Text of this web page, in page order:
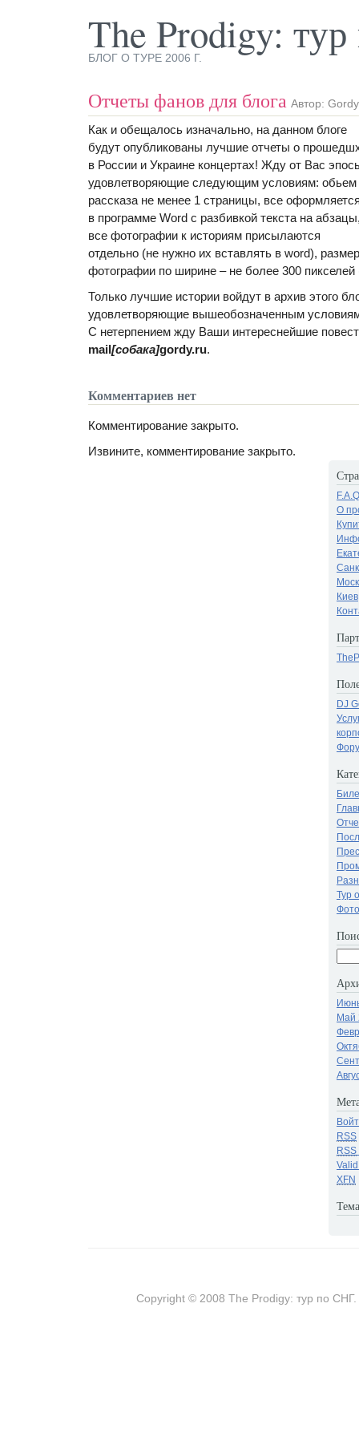
The Prodigy:
БЛОГ О ТУРЕ 2006 Г.
Отчеты фанов для блога Автор: Gordy
Как и обещалось изначально, на данном блоге
будут опубликованы лучшие отчеты о
в России и Украине концертах! Жду от Вас
удовлетворяющие следующим условиям: обьем
рассказа не менее 1 страницы, все
в программе Word с разбивкой текста на
все фотографии к историям присылаются
отдельно (не нужно их вставлять в word), размер
фотографии по ширине – не более 300
Только лучшие истории войдут в архив этого
удовлетворяющие вышеобозначенным
С нетерпением жду Ваши интереснейшие
mail[собака]gordy.ru.
Комментариев нет
Комментирование закрыто.
Извините, комментирование закрыто.
О
Киев
DJ
Тур
Фото
Май
RSS
RSS
XFN
Copyright © 2008 The Prodigy: тур по СНГ.